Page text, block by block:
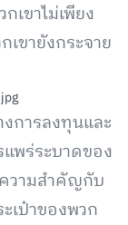
เขาไม่เพียง
ขายังกระจาย
การลงทุนและ
พร่ระบาดของ
วามสำคัญกับ
เป๋าของพวก